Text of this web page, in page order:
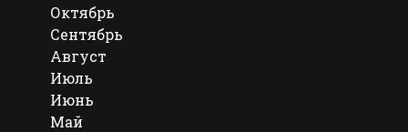
Октябрь
Сентябрь
Август
Июль
Июнь
Май